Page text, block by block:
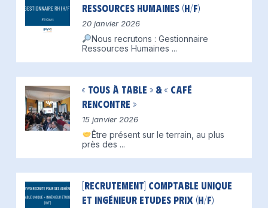
Ressources Humaines (H/F)
20 janvier 2026
Nous recrutons : Gestionnaire
Ressources Humaines ...
« Tous à table » & « Café
Rencontre »
15 janvier 2026
Être présent sur le terrain, au plus
près des ...
[Recrutement] Comptable unique
et Ingénieur Etudes Prix (H/F)